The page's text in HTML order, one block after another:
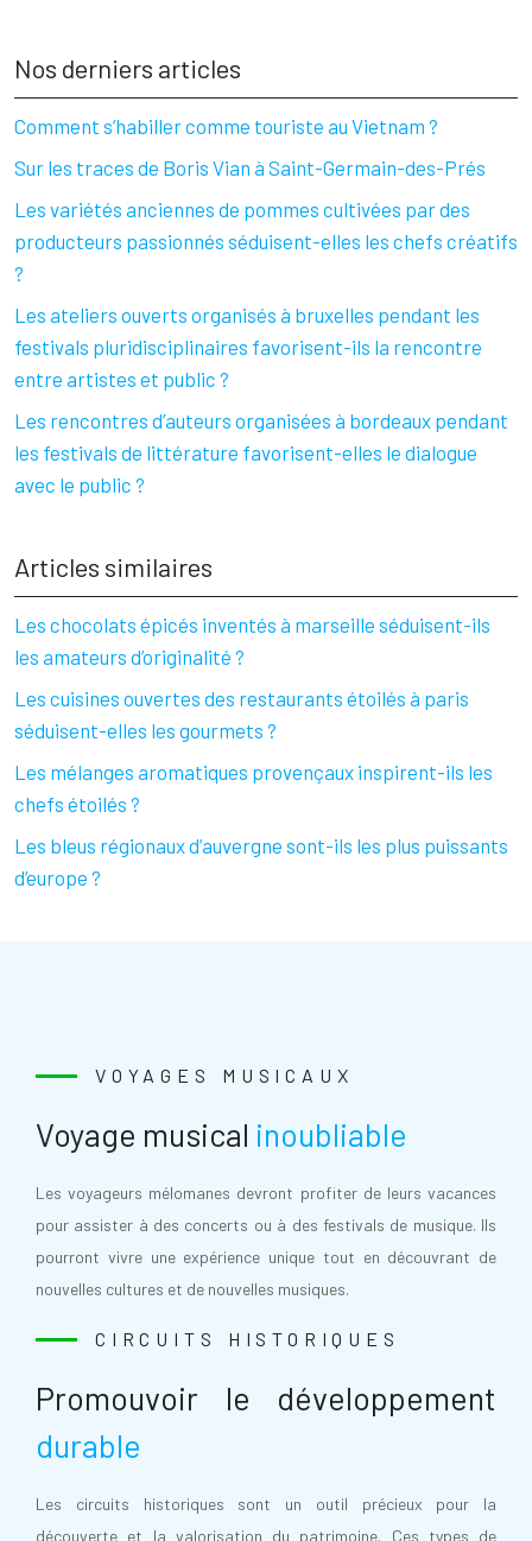
Nos derniers articles
Comment s’habiller comme touriste au Vietnam ?
Sur les traces de Boris Vian à Saint-Germain-des-Prés
Les variétés anciennes de pommes cultivées par des
producteurs passionnés séduisent-elles les chefs créatifs
?
Les ateliers ouverts organisés à bruxelles pendant les
festivals pluridisciplinaires favorisent-ils la rencontre
entre artistes et public ?
Les rencontres d’auteurs organisées à bordeaux pendant
les festivals de littérature favorisent-elles le dialogue
avec le public ?
Articles similaires
Les chocolats épicés inventés à marseille séduisent-ils
les amateurs d’originalité ?
Les cuisines ouvertes des restaurants étoilés à paris
séduisent-elles les gourmets ?
Les mélanges aromatiques provençaux inspirent-ils les
chefs étoilés ?
Les bleus régionaux d’auvergne sont-ils les plus puissants
d’europe ?
VOYAGES MUSICAUX
Voyage musical inoubliable
Les voyageurs mélomanes devront profiter de leurs vacances
pour assister à des concerts ou à des festivals de musique. Ils
pourront vivre une expérience unique tout en découvrant de
nouvelles cultures et de nouvelles musiques.
CIRCUITS HISTORIQUES
Promouvoir le développement
durable
Les circuits historiques sont un outil précieux pour la
découverte et la valorisation du patrimoine. Ces types de